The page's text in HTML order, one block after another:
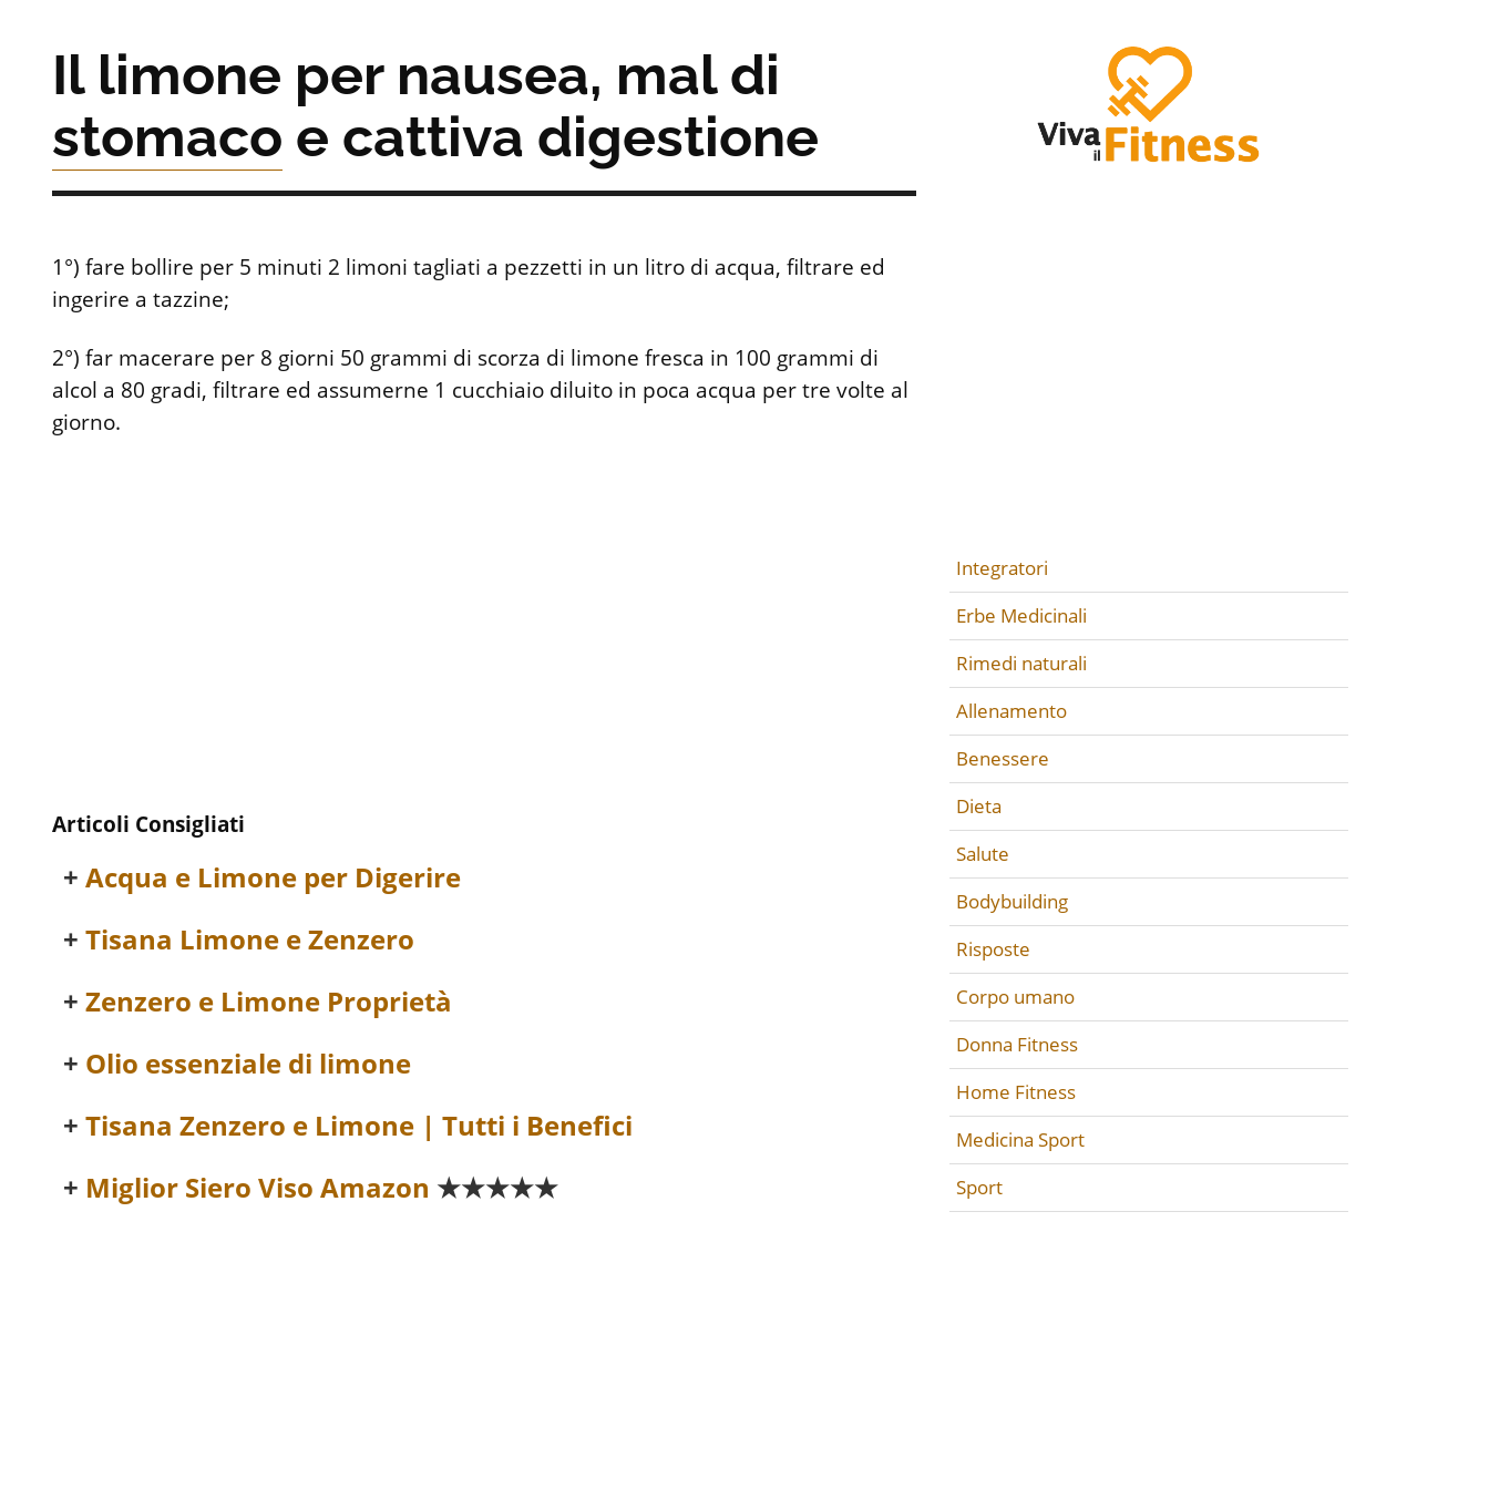
Il limone per nausea, mal di
stomaco e cattiva digestione
1°) fare bollire per 5 minuti 2 limoni tagliati a pezzetti in un litro di acqua, filtrare ed
ingerire a tazzine;
2°) far macerare per 8 giorni 50 grammi di scorza di limone fresca in 100 grammi di
alcol a 80 gradi, filtrare ed assumerne 1 cucchiaio diluito in poca acqua per tre volte al
giorno.
Articoli Consigliati
Acqua e Limone per Digerire
Tisana Limone e Zenzero
Zenzero e Limone Proprietà
Olio essenziale di limone
Tisana Zenzero e Limone | Tutti i Benefici
Miglior Siero Viso Amazon ★★★★★
Integratori
Erbe Medicinali
Rimedi naturali
Allenamento
Benessere
Dieta
Salute
Bodybuilding
Risposte
Corpo umano
Donna Fitness
Home Fitness
Medicina Sport
Sport